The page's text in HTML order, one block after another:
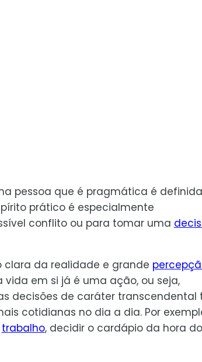
pessoa que é pragmática é
prático é especialmente
conflito ou para tomar uma
da realidade e grande
em si já é uma ação, ou seja,
decisões de caráter transcendental
cotidianas no dia a dia. Por
trabalho, decidir o cardápio da hora do